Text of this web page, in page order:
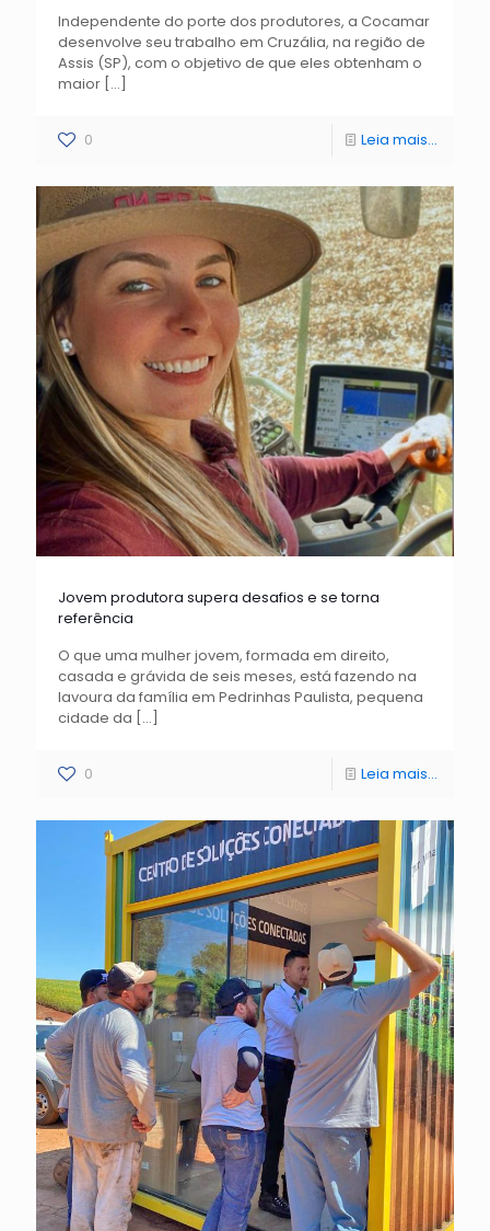
Independente do porte dos produtores, a Cocamar
desenvolve seu trabalho em Cruzália, na região de
Assis (SP), com o objetivo de que eles obtenham o
maior […]
0 Leia mais...
Jovem produtora supera desafios e se torna
referência
O que uma mulher jovem, formada em direito,
casada e grávida de seis meses, está fazendo na
lavoura da família em Pedrinhas Paulista, pequena
cidade da […]
0 Leia mais...